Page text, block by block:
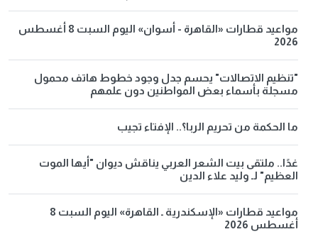
مواعيد قطارات «القاهرة - أسوان» اليوم السبت 8 أغسطس
2026
"تنظيم الاتصالات" يحسم جدل وجود خطوط هاتف محمول
مسجلة بأسماء بعض المواطنين دون علمهم
ما الحكمة من تحريم الربا؟.. الإفتاء تجيب
غدًا.. ملتقى بيت الشعر العربي يناقش ديوان "أيها الموت
العظيم" لـ وليد علاء الدين
مواعيد قطارات «الإسكندرية ـ القاهرة» اليوم السبت 8
أغسطس 2026